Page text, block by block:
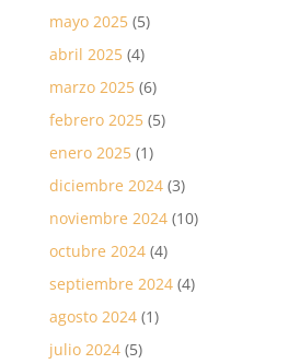
mayo 2025(5)
abril 2025(4)
marzo 2025(6)
febrero 2025(5)
enero 2025(1)
diciembre 2024(3)
noviembre 2024(10)
octubre 2024(4)
septiembre 2024(4)
agosto 2024(1)
julio 2024(5)